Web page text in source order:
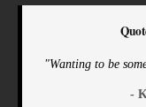
"Wanting to be
-